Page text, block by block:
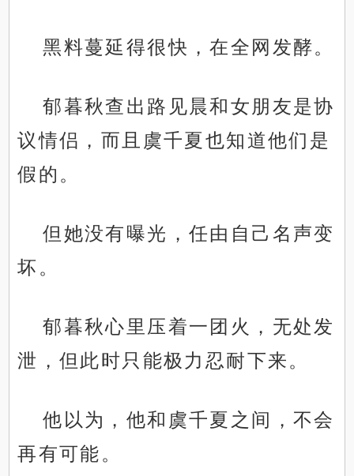
黑料蔓延得很快，在全网发酵。
郁暮秋查出路见晨和女朋友是协
议情侣，而且虞千夏也知道他们是
假的。
但她没有曝光，任由自己名声变
坏。
郁暮秋心里压着一团火，无处发
泄，但此时只能极力忍耐下来。
他以为，他和虞千夏之间，不会
再有可能。